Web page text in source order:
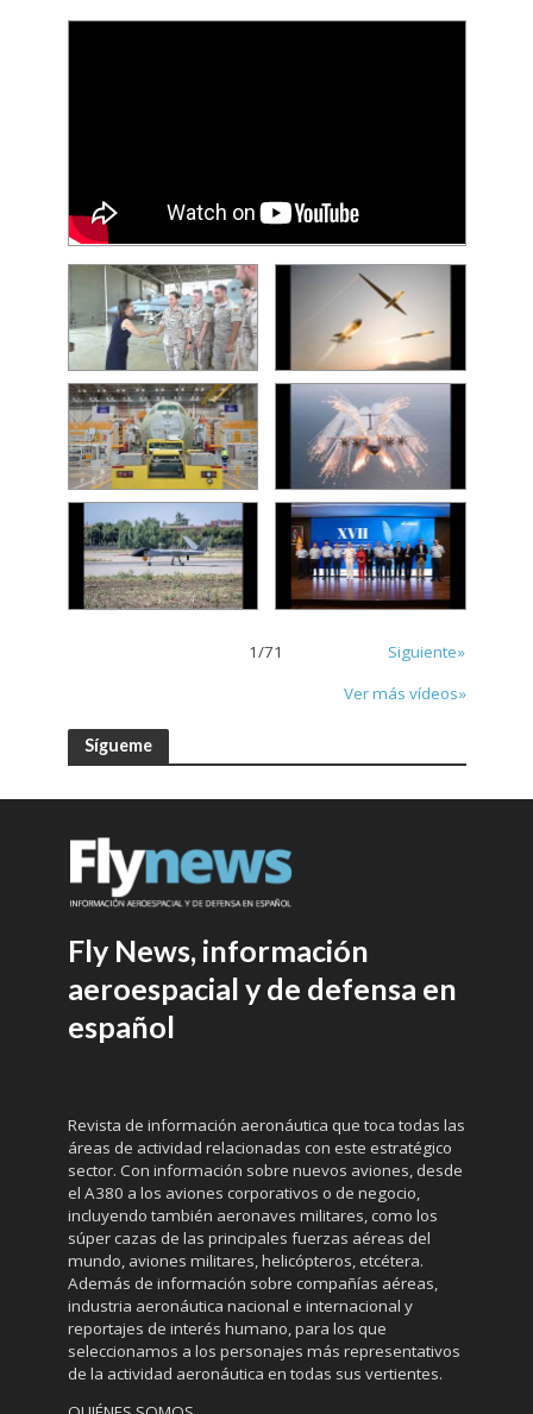
1/71
Siguiente»
Ver más vídeos»
Sígueme
Fly News, información
aeroespacial y de defensa en
español
Revista de información aeronáutica que toca todas las
áreas de actividad relacionadas con este estratégico
sector. Con información sobre nuevos aviones, desde
el A380 a los aviones corporativos o de negocio,
incluyendo también aeronaves militares, como los
súper cazas de las principales fuerzas aéreas del
mundo, aviones militares, helicópteros, etcétera.
Además de información sobre compañías aéreas,
industria aeronáutica nacional e internacional y
reportajes de interés humano, para los que
seleccionamos a los personajes más representativos
de la actividad aeronáutica en todas sus vertientes.